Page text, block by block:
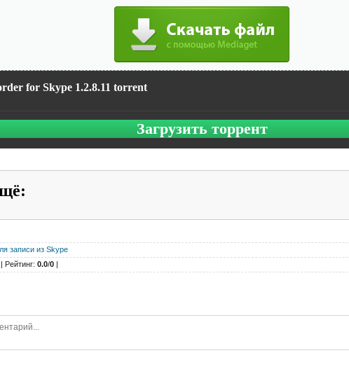
for Skype 1.2.8.11 torrent
Загрузить торрент
:
записи из Skype
| Рейтинг: 0.0/0 |